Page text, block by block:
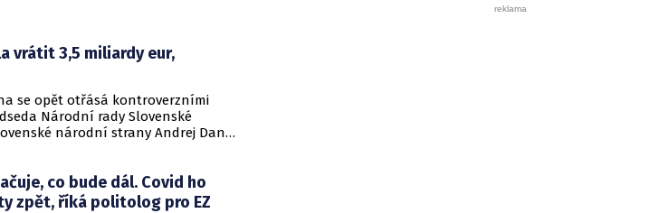
vrátit 3,5 miliardy eur,
se opět otřásá kontroverzními
Národní rady Slovenské
národní strany Andrej Danko
co bude dál. Covid ho
zpět, říká politolog pro EZ